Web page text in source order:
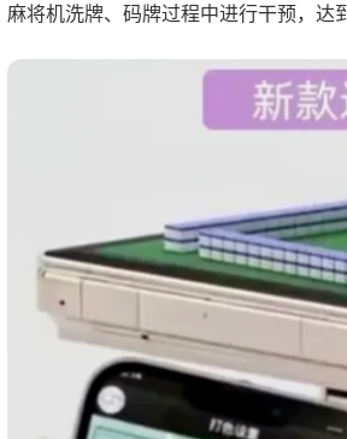
麻将机洗牌、码牌过程中进行干预，达